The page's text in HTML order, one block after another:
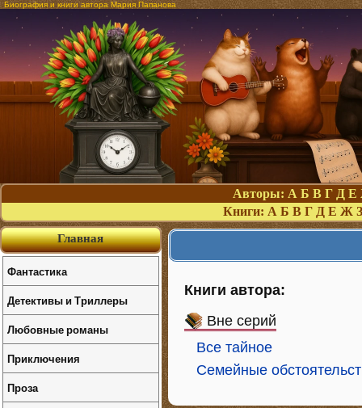
Биография и книги автора Мария Папанова
Авторы: А Б В Г Д Е
Книги: А Б В Г Д Е Ж З
Книги автора:
Вне серий
Все тайное
Семейные
Главная
Фантастика
Детективы и Триллеры
Любовные романы
Приключения
Проза